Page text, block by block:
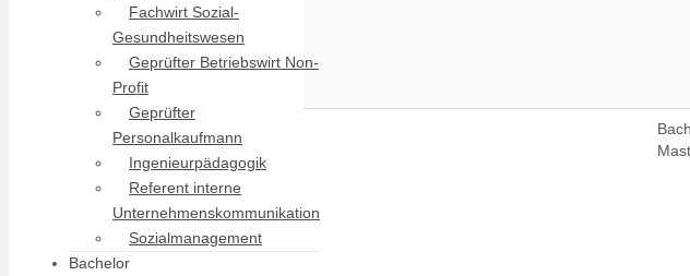
Fachwirt Sozial-
Gesundheitswesen
Geprüfter Betriebswirt Non-
Profit
Geprüfter
Personalkaufmann
Ingenieurpädagogik
Referent interne
Unternehmenskommunikation
Sozialmanagement
Bachelor